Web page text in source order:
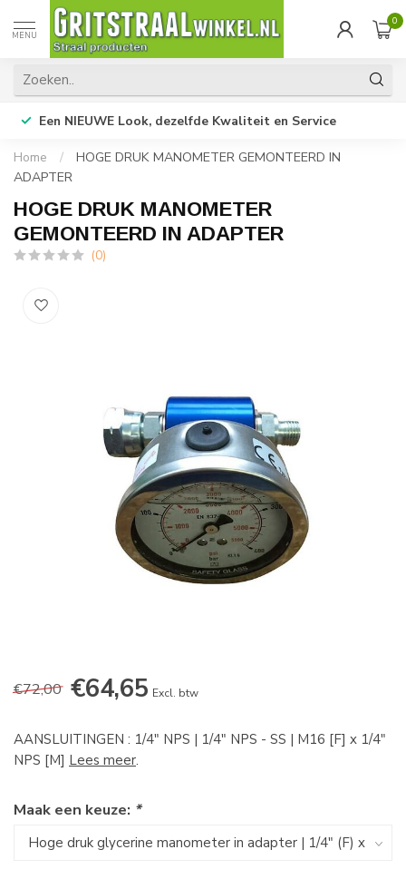
MENU
0
Een NIEUWE Look, dezelfde Kwaliteit en Service
Home /
HOGE DRUK MANOMETER GEMONTEERD IN
ADAPTER
HOGE DRUK MANOMETER
GEMONTEERD IN ADAPTER
(0)
€72,00 €64,65 Excl. btw
AANSLUITINGEN : 1/4" NPS | 1/4" NPS - SS | M16 [F] x 1/4"
NPS [M] Lees meer.
Maak een keuze: *